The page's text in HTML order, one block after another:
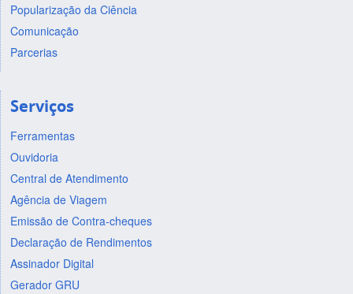
Popularização da Ciência
Comunicação
Parcerias
Serviços
Ferramentas
Ouvidoria
Central de Atendimento
Agência de Viagem
Emissão de Contra-cheques
Declaração de Rendimentos
Assinador Digital
Gerador GRU